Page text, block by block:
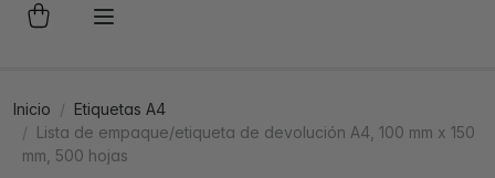
Inicio
Etiquetas A4
Lista de empaque/etiqueta de devolución A4, 100 mm x 150
mm, 500 hojas